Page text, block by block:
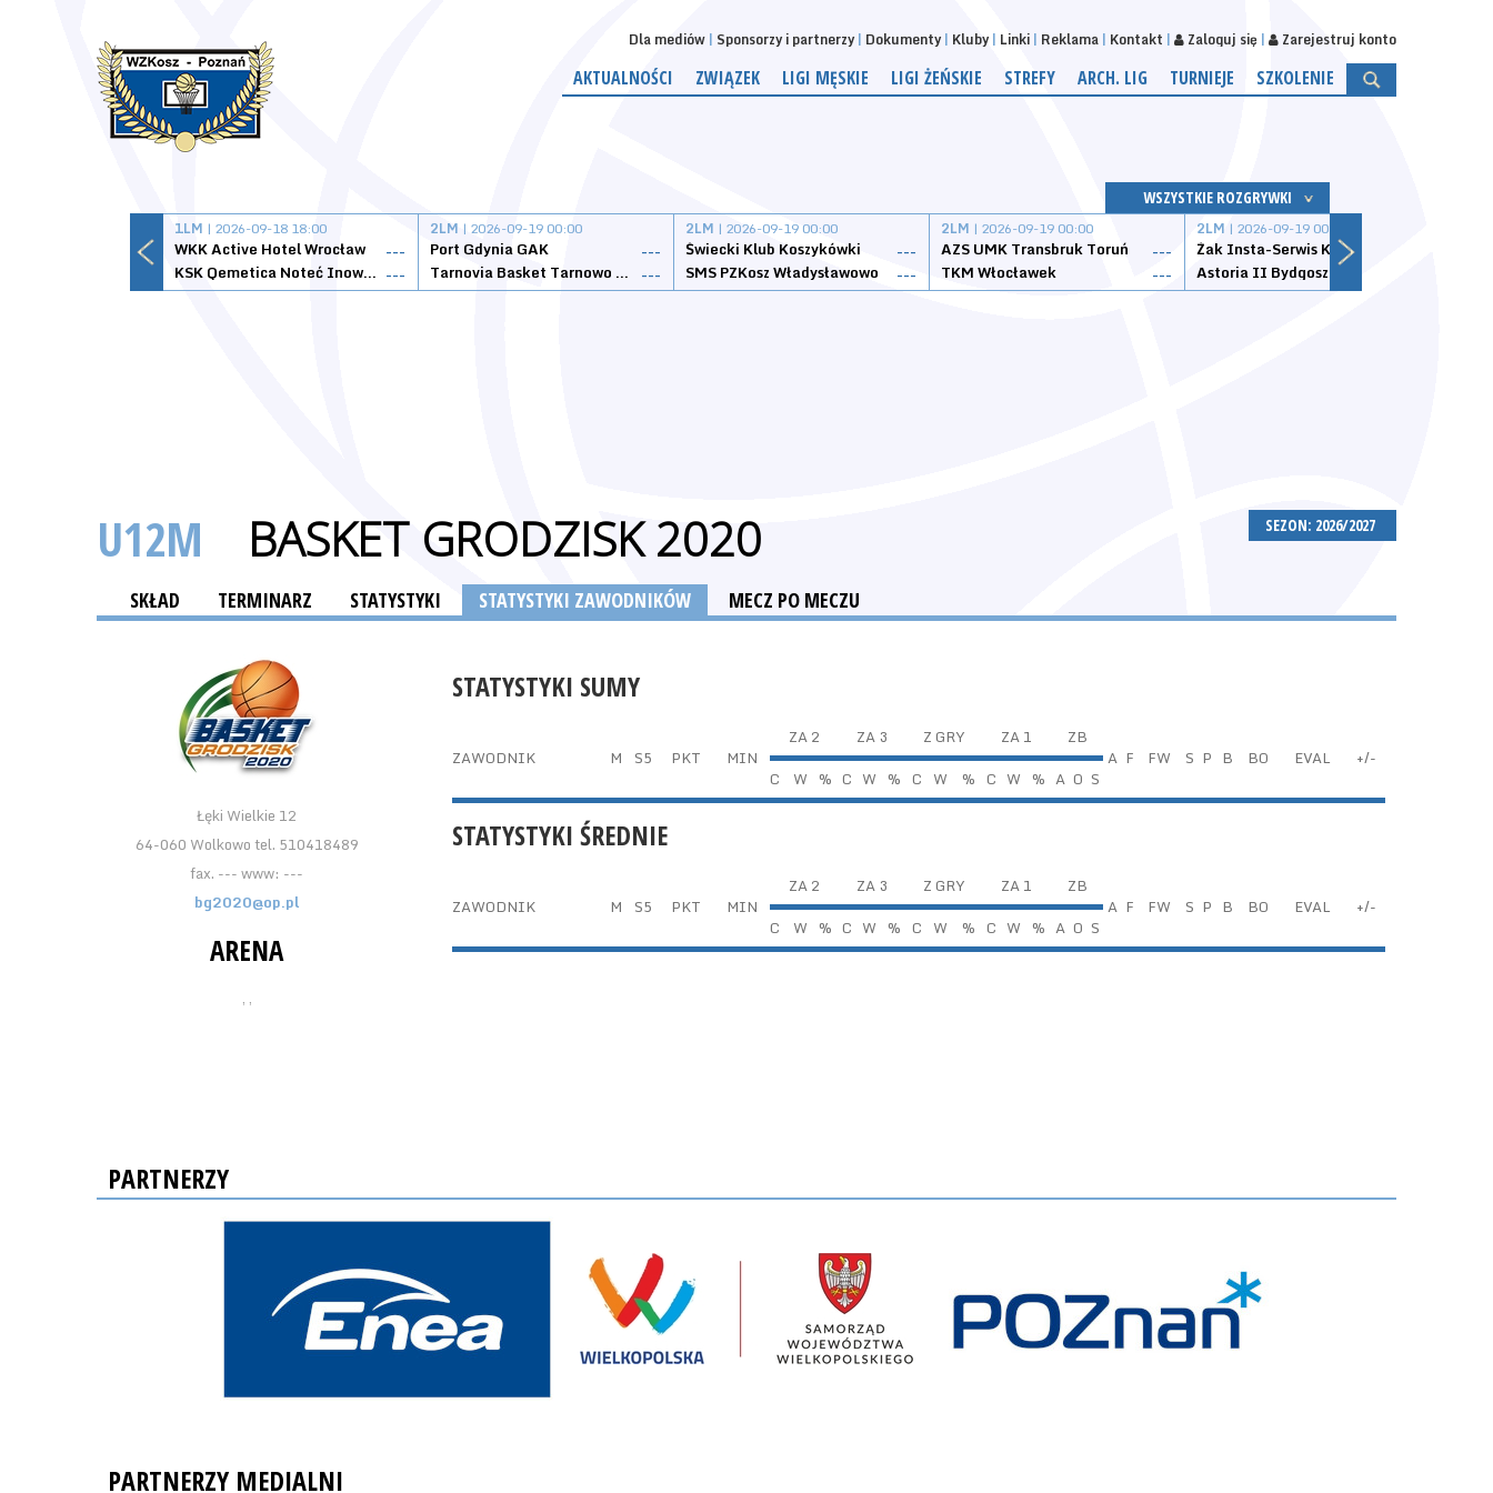
Dla mediów Sponsorzy i partnerzy Dokumenty Kluby Linki Reklama Kontakt Zaloguj się Zarejestruj konto
AKTUALNOŚCI ZWIĄZEK LIGI MĘSKIE LIGI ŻEŃSKIE STREFY ARCH. LIG TURNIEJE SZKOLENIE
WSZYSTKIE ROZGRYWKI
1LM | 2026-09-18 18:00
WKK Active Hotel Wrocław
---
KSK Qemetica Noteć Inowrocław ---
2LM | 2026-09-19 00:00
Port Gdynia GAK
---
Tarnovia Basket Tarnowo Podgórne ---
2LM | 2026-09-19 00:00
Świecki Klub Koszykówki
---
SMS PZKosz Władysławowo
---
2LM | 2026-09-19 00:00
AZS UMK Transbruk Toruń
---
TKM Włocławek
---
2LM | 2026-09-19 00:00
Żak Insta-Serwis Koszalin
Astoria II Bydgoszcz
SEZON: 2026/2027
U12M BASKET GRODZISK 2020
SKŁAD TERMINARZ STATYSTYKI STATYSTYKI ZAWODNIKÓW MECZ PO MECZU
Łęki Wielkie 12
64-060 Wolkowo tel. 510418489
fax. --- www: ---
bg2020@op.pl
ARENA
, ,
STATYSTYKI SUMY
ZAWODNIK M S5 PKT MIN
ZA 2 ZA 3 Z GRY ZA 1
ZB
A F FW S P B BO EVAL
+/-
C
W % C W % C W % C W % A O S
STATYSTYKI ŚREDNIE
ZAWODNIK M S5 PKT MIN
ZA 2 ZA 3 Z GRY ZA 1
ZB
A F FW S P B BO EVAL
+/-
C
W % C W % C W % C W % A O S
PARTNERZY
PARTNERZY MEDIALNI